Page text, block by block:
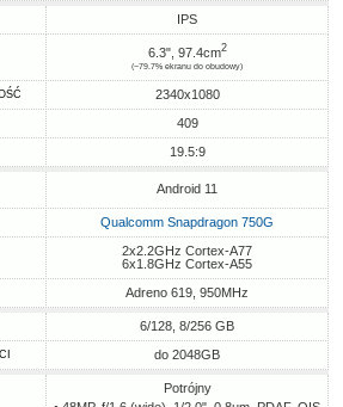
IPS
6.3", 97.4cm2
(~79.7% ekranu do obudowy)
2340x1080
409
19.5:9
Android 11
Qualcomm Snapdragon 750G
2x2.2GHz Cortex-A77
6x1.8GHz Cortex-A55
Adreno 619, 950MHz
6/128, 8/256 GB
do 2048GB
Potrójny